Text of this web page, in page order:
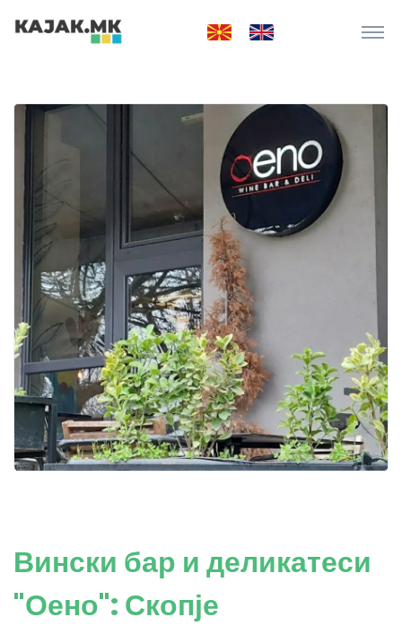
Вински бар и деликатеси
"Оено": Скопје